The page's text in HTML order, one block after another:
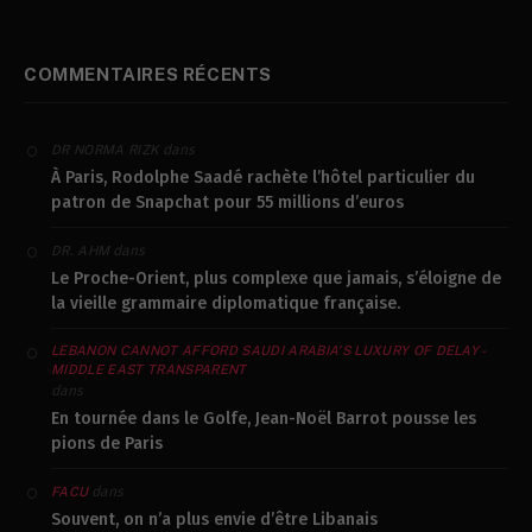
COMMENTAIRES RÉCENTS
DR NORMA RIZK dans
À Paris, Rodolphe Saadé rachète l’hôtel particulier du
patron de Snapchat pour 55 millions d’euros
DR. AHM dans
Le Proche-Orient, plus complexe que jamais, s’éloigne de
la vieille grammaire diplomatique française.
LEBANON CANNOT AFFORD SAUDI ARABIA’S LUXURY OF DELAY -
MIDDLE EAST TRANSPARENT
dans
En tournée dans le Golfe, Jean-Noël Barrot pousse les
pions de Paris
FACUdans
Souvent, on n’a plus envie d’être Libanais